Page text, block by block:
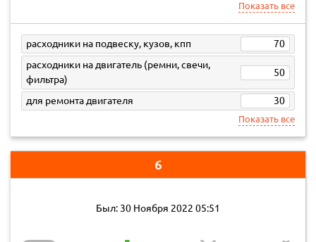
Показать все
расходники на подвеску, кузов, кпп
70
расходники на двигатель (ремни, свечи,
фильтра)
50
для ремонта двигателя 30
Показать все
6
Был: 30 Ноября 2022 05:51